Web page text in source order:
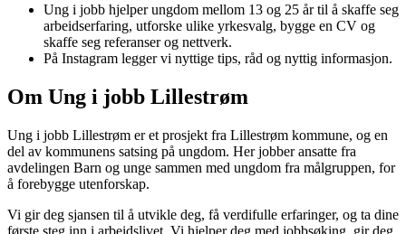
Ung i jobb hjelper ungdom mellom 13 og 25 år til å skaffe seg
arbeidserfaring, utforske ulike yrkesvalg, bygge en CV og
skaffe seg referanser og nettverk.
På Instagram legger vi nyttige tips, råd og nyttig informasjon.
Om Ung i jobb Lillestrøm
Ung i jobb Lillestrøm er et prosjekt fra Lillestrøm kommune, og en
del av kommunens satsing på ungdom. Her jobber ansatte fra
avdelingen Barn og unge sammen med ungdom fra målgruppen, for
å forebygge utenforskap.
Vi gir deg sjansen til å utvikle deg, få verdifulle erfaringer, og ta dine
første steg inn i arbeidslivet. Vi hjelper deg med jobbsøking, gir deg